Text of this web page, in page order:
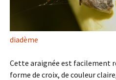
diadème
Cette araignée est facilement
forme de croix, de couleur